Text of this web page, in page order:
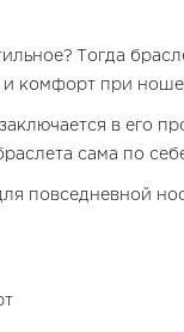
Тогда
и комфорт при
в его
сама по
повседневной